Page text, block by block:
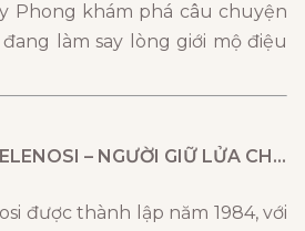
Phong khám phá câu chuyện
làm say lòng giới mộ điệu
1. THƯƠNG HIỆU: VELENOSI – NGƯỜI GIỮ LỬA CHO NHỮNG GIÁ TRỊ BẢN ĐỊA
được thành lập năm 1984, với